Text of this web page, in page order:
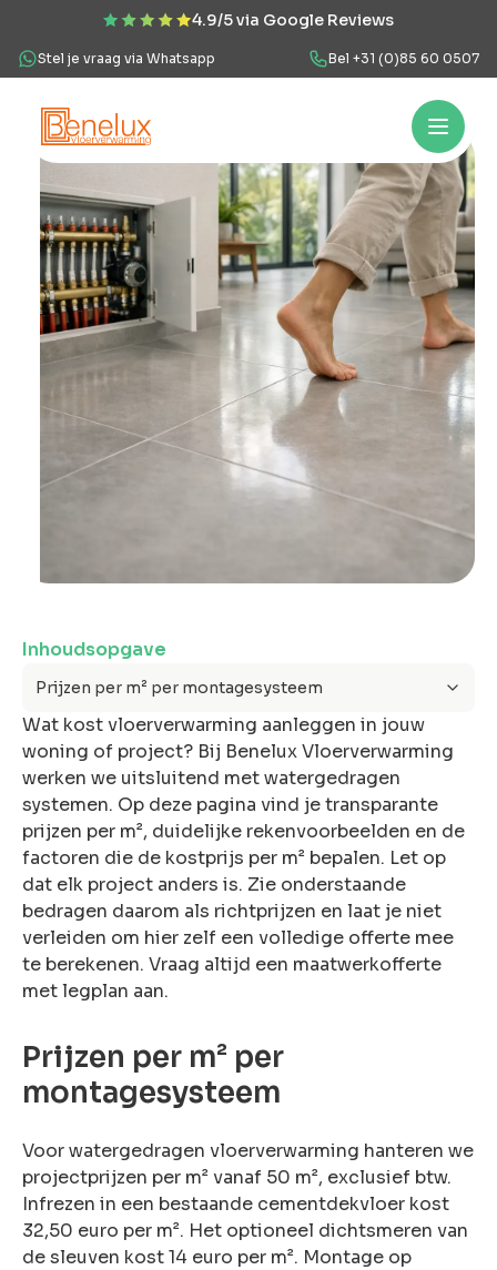
4.9/5 via Google Reviews
Stel je vraag via Whatsapp Bel +31 (0)85 60 0507
Hoe werkt het? Vloerverwarming ProjectenOver ons
Hoe
werkt
het?
Vloerverwarming
Projecten
Over
Offerte
Snel &
2 uur
reactie
probleem!
contact
Inhoudsopgave
Prijzen per m² per montagesysteem
Wat kost vloerverwarming aanleggen in jouw
woning of project? Bij Benelux Vloerverwarming
werken we uitsluitend met watergedragen
systemen. Op deze pagina vind je transparante
prijzen per m², duidelijke rekenvoorbeelden en de
factoren die de kostprijs per m² bepalen. Let op
dat elk project anders is. Zie onderstaande
bedragen daarom als richtprijzen en laat je niet
verleiden om hier zelf een volledige offerte mee
te berekenen. Vraag altijd een maatwerkofferte
met legplan aan.
Prijzen per m² per
montagesysteem
Voor watergedragen vloerverwarming hanteren we
projectprijzen per m² vanaf 50 m², exclusief btw.
Infrezen in een bestaande cementdekvloer kost
32,50 euro per m². Het optioneel dichtsmeren van
de sleuven kost 14 euro per m². Montage op